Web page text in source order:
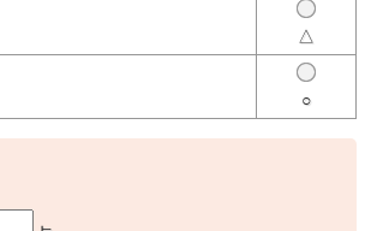
ット×2
ー
△
○